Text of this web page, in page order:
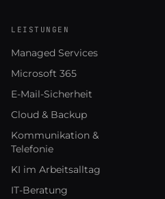
LEISTUNGEN
Managed Services
Microsoft 365
E-Mail-Sicherheit
Cloud & Backup
Kommunikation &
Telefonie
KI im Arbeitsalltag
IT-Beratung